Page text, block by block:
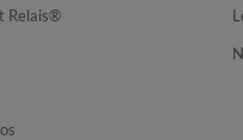
Relais®